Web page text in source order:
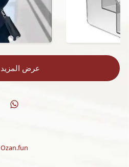
عرض المزيد
Ozan.fun